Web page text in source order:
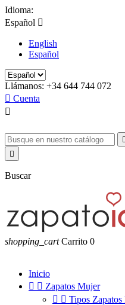
Idioma:
Español 
English
Español
Llámanos: +34 644 744 072
 Cuenta



Buscar
shopping_cart Carrito 0
Inicio
  Zapatos Mujer
  Tipos